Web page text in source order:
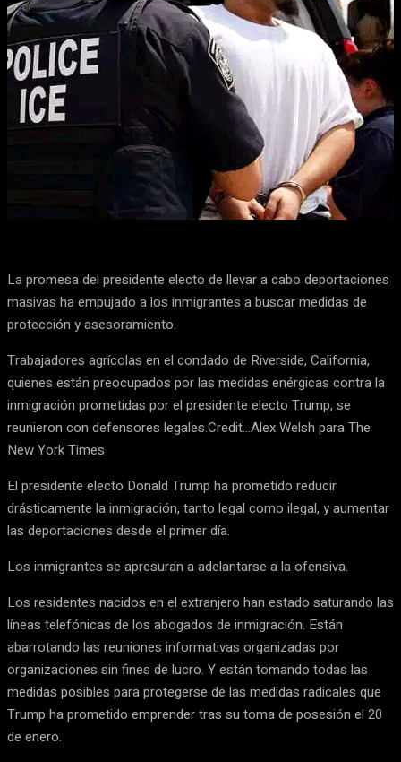
X Pinterest WhatsApp
La promesa del presidente electo de llevar a cabo deportaciones
masivas ha empujado a los inmigrantes a buscar medidas de
protección y asesoramiento.
Trabajadores agrícolas en el condado de Riverside, California,
quienes están preocupados por las medidas enérgicas contra la
inmigración prometidas por el presidente electo Trump, se
reunieron con defensores legales.Credit…Alex Welsh para The
New York Times
El presidente electo Donald Trump ha prometido reducir
drásticamente la inmigración, tanto legal como ilegal, y aumentar
las deportaciones desde el primer día.
Los inmigrantes se apresuran a adelantarse a la ofensiva.
Los residentes nacidos en el extranjero han estado saturando las
líneas telefónicas de los abogados de inmigración. Están
abarrotando las reuniones informativas organizadas por
organizaciones sin fines de lucro. Y están tomando todas las
medidas posibles para protegerse de las medidas radicales que
Trump ha prometido emprender tras su toma de posesión el 20
de enero.